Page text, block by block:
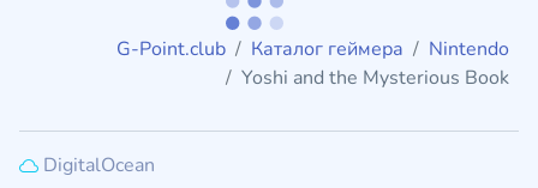
G-Point.club Каталог геймера
Nintendo
Yoshi and the Mysterious Book
DigitalOcean